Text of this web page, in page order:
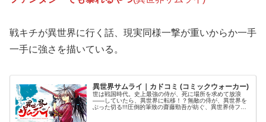
戦キチが異世界に行く話、現実同様一撃が重いからか一手
一手に強さを描いている。
異世界サムライ｜カドコミ (コミックウォーカー)
世は戦国時代。史上最強の侍が、死に場所を求めて放浪
――していたら、異世界に転移！？無敵の侍が、異世界を
ぶった切る!!!圧倒的筆致の齋藤勁吾が紡ぐ、異世界侍ファ